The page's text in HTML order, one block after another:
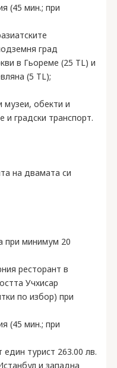
(45 мин.; при
град
в Гьореме (25 TL) и
(5 TL);
музеи, обекти и
градски транспорт.
на двамата си
при минимум 20
ресторант в
Учхисар
по избор) при
(45 мин.; при
турист 263.00 лв.
и западна